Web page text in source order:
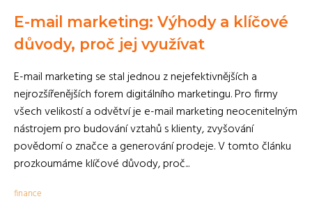
E-mail marketing: Výhody a klíčové
důvody, proč jej využívat
E-mail marketing se stal jednou z nejefektivnějších a
nejrozšířenějších forem digitálního marketingu. Pro firmy
všech velikostí a odvětví je e-mail marketing neocenitelným
nástrojem pro budování vztahů s klienty, zvyšování
povědomí o značce a generování prodeje. V tomto článku
prozkoumáme klíčové důvody, proč...
finance